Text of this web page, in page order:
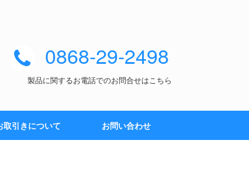
0868-29-2498
製品に関するお電話でのお問合せはこちら
取引きについて お問い合わせ